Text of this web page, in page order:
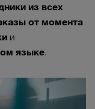
из всех
от момента
и
языке.